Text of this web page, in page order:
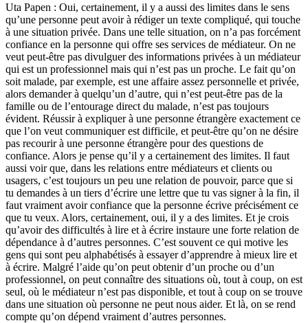
Uta Papen : Oui, certainement, il y a aussi des limites dans le sens
qu’une personne peut avoir à rédiger un texte compliqué, qui touche
à une situation privée. Dans une telle situation, on n’a pas forcément
confiance en la personne qui offre ses services de médiateur. On ne
veut peut-être pas divulguer des informations privées à un médiateur
qui est un professionnel mais qui n’est pas un proche. Le fait qu’on
soit malade, par exemple, est une affaire assez personnelle et privée,
alors demander à quelqu’un d’autre, qui n’est peut-être pas de la
famille ou de l’entourage direct du malade, n’est pas toujours
évident. Réussir à expliquer à une personne étrangère exactement ce
que l’on veut communiquer est difficile, et peut-être qu’on ne désire
pas recourir à une personne étrangère pour des questions de
confiance. Alors je pense qu’il y a certainement des limites. Il faut
aussi voir que, dans les relations entre médiateurs et clients ou
usagers, c’est toujours un peu une relation de pouvoir, parce que si
tu demandes à un tiers d’écrire une lettre que tu vas signer à la fin, il
faut vraiment avoir confiance que la personne écrive précisément ce
que tu veux. Alors, certainement, oui, il y a des limites. Et je crois
qu’avoir des difficultés à lire et à écrire instaure une forte relation de
dépendance à d’autres personnes. C’est souvent ce qui motive les
gens qui sont peu alphabétisés à essayer d’apprendre à mieux lire et
à écrire. Malgré l’aide qu’on peut obtenir d’un proche ou d’un
professionnel, on peut connaître des situations où, tout à coup, on est
seul, où le médiateur n’est pas disponible, et tout à coup on se trouve
dans une situation où personne ne peut nous aider. Et là, on se rend
compte qu’on dépend vraiment d’autres personnes.